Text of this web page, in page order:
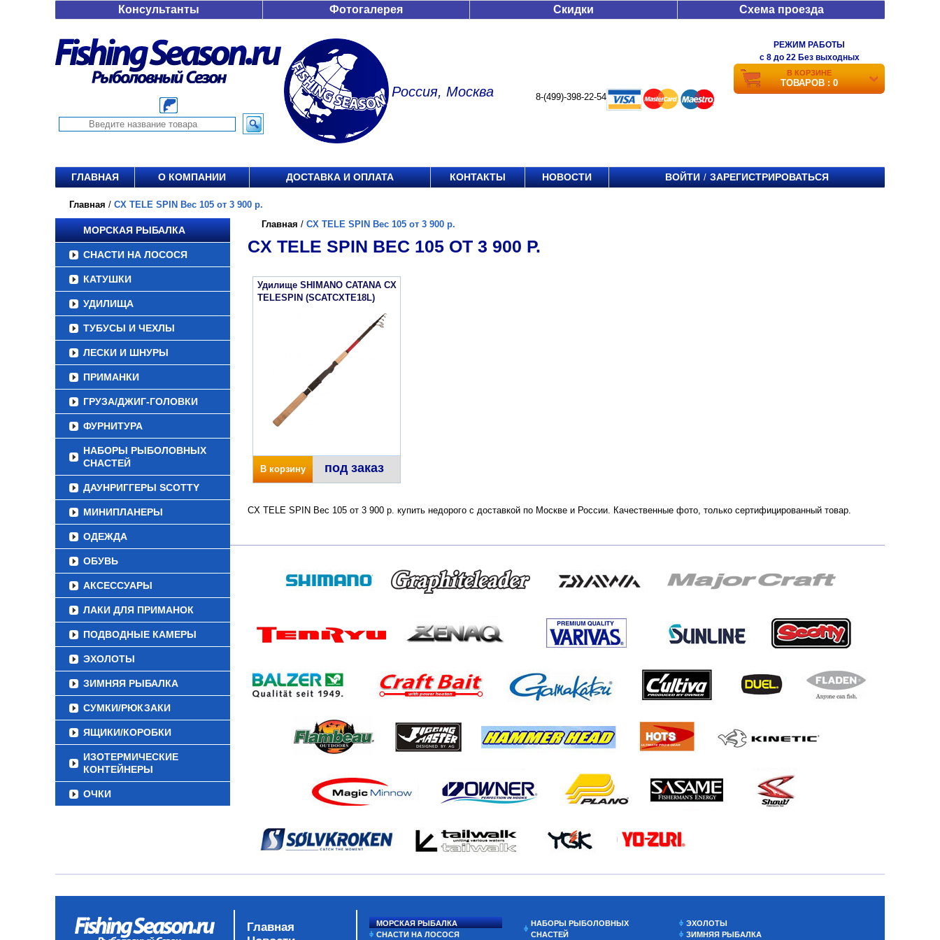
Консультанты Фотогалерея Скидки Схема проезда
Россия, Москва 8-(499)-398-22-54
РЕЖИМ РАБОТЫ
c 8 до 22 Без выходных
В КОРЗИНЕ
ТОВАРОВ : 0
ГЛАВНАЯ О КОМПАНИИ ДОСТАВКА И ОПЛАТА КОНТАКТЫ НОВОСТИ ВОЙТИ / ЗАРЕГИСТРИРОВАТЬСЯ
Главная / CX TELE SPIN Вес 105 от 3 900 р.
МОРСКАЯ РЫБАЛКА
СНАСТИ НА ЛОСОСЯ
КАТУШКИ
УДИЛИЩА
ТУБУСЫ И ЧЕХЛЫ
ЛЕСКИ И ШНУРЫ
ПРИМАНКИ
ГРУЗА/ДЖИГ-ГОЛОВКИ
ФУРНИТУРА
НАБОРЫ РЫБОЛОВНЫХ
СНАСТЕЙ
ДАУНРИГГЕРЫ SCOTTY
МИНИПЛАНЕРЫ
ОДЕЖДА
ОБУВЬ
АКСЕССУАРЫ
ЛАКИ ДЛЯ ПРИМАНОК
ПОДВОДНЫЕ КАМЕРЫ
ЭХОЛОТЫ
ЗИМНЯЯ РЫБАЛКА
СУМКИ/РЮКЗАКИ
ЯЩИКИ/КОРОБКИ
ИЗОТЕРМИЧЕСКИЕ
КОНТЕЙНЕРЫ
ОЧКИ
Главная / CX TELE SPIN Вес 105 от 3 900 р.
CX TELE SPIN ВЕС 105 ОТ 3 900 Р.
Удилище SHIMANO CATANA CX
TELESPIN (SCATCXTE18L)
В корзину под заказ
CX TELE SPIN Вес 105 от 3 900 р. купить недорого с доставкой по Москве и России. Качественные фото, только сертифицированный товар.
Главная
МОРСКАЯ РЫБАЛКА
СНАСТИ НА ЛОСОСЯ
НАБОРЫ РЫБОЛОВНЫХ
СНАСТЕЙ
ЭХОЛОТЫ
ЗИМНЯЯ РЫБАЛКА